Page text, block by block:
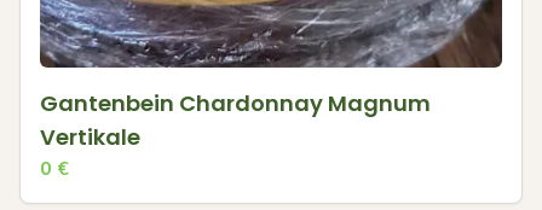
Gantenbein Chardonnay Magnum
Vertikale
0 €